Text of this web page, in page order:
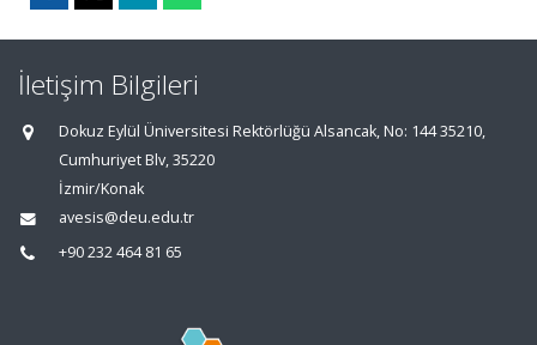
İletişim Bilgileri
Dokuz Eylül Üniversitesi Rektörlüğü Alsancak, No: 144 35210,
Cumhuriyet Blv, 35220
İzmir/Konak
avesis@deu.edu.tr
+90 232 464 81 65